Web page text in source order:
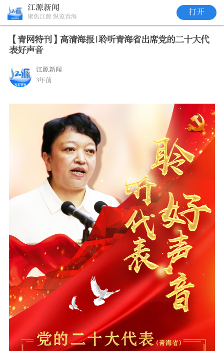
江源新闻
聚焦江源 纵览青海 打开
【青网特刊】高清海报 | 聆听青海省出席党的二十大代
表好声音
江源新闻
3年前